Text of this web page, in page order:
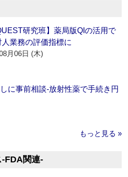
研究班】薬局版QIの活用で
人業務の評価指標に
月06日 (木)
に事前相談‐放射性薬で手続き円
もっと見る »
関連‐